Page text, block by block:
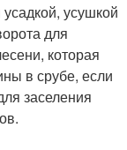
усушкой
для
которая
в срубе, если
заселения